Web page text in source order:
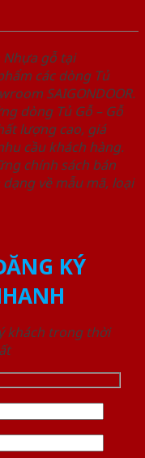
Nhựa gỗ tại
các dòng Tủ
SAIGONDOOR.
dòng Tủ Gỗ – Gỗ
lượng cao, giá
cầu khách hàng.
chính sách bán
về mẫu mã, loại
KÝ
khách trong thời